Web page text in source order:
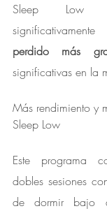
Sleep Low
perdido más
significativas en la
Más rendimiento y
Sleep Low
Este programa
dobles sesiones
de dormir bajo